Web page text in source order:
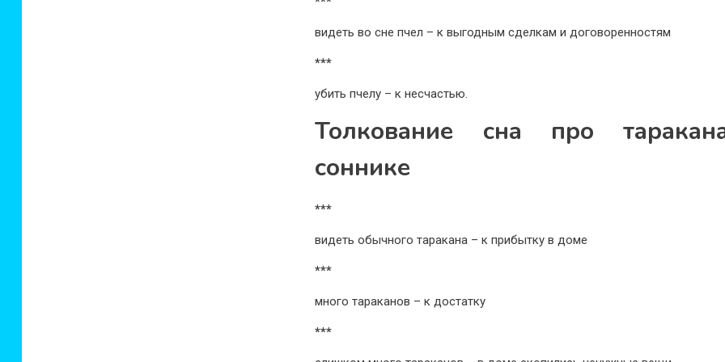
видеть во сне пчел – к выгодным сделкам и договоренностям
***
убить пчелу – к несчастью.
Толкование сна про
соннике
***
видеть обычного таракана – к прибытку в доме
***
много тараканов – к достатку
***